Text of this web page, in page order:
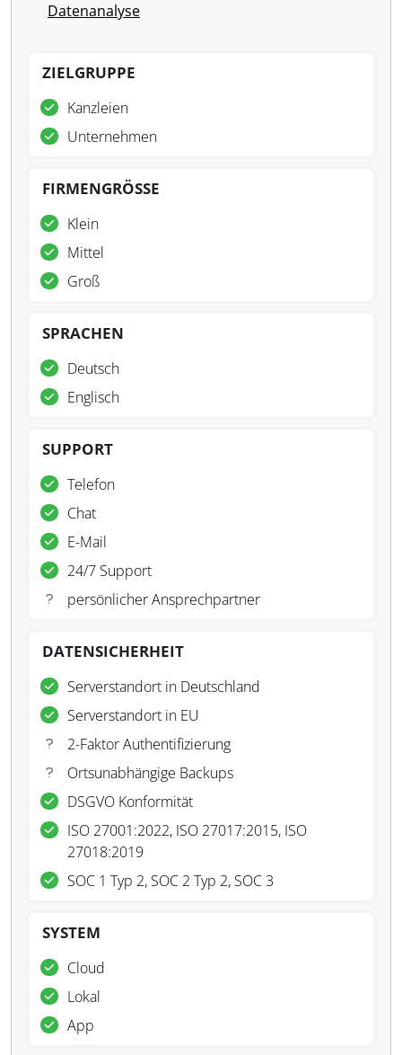
Datenanalyse
ZIELGRUPPE
Kanzleien
Unternehmen
FIRMENGRÖSSE
Klein
Mittel
Groß
SPRACHEN
Deutsch
Englisch
SUPPORT
Telefon
Chat
E-Mail
24/7 Support
persönlicher Ansprechpartner
DATENSICHERHEIT
Serverstandort in Deutschland
Serverstandort in EU
2-Faktor Authentifizierung
Ortsunabhängige Backups
DSGVO Konformität
ISO 27001:2022, ISO 27017:2015, ISO
27018:2019
SOC 1 Typ 2, SOC 2 Typ 2, SOC 3
SYSTEM
Cloud
Lokal
App